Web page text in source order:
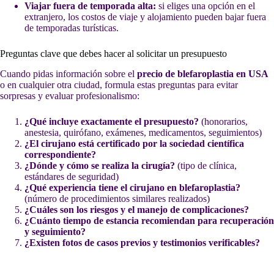
Viajar fuera de temporada alta: si eliges una opción en el
extranjero, los costos de viaje y alojamiento pueden bajar fuera
de temporadas turísticas.
Preguntas clave que debes hacer al solicitar un presupuesto
Cuando pidas información sobre el precio de blefaroplastia en USA
o en cualquier otra ciudad, formula estas preguntas para evitar
sorpresas y evaluar profesionalismo:
¿Qué incluye exactamente el presupuesto? (honorarios,
anestesia, quirófano, exámenes, medicamentos, seguimientos)
¿El cirujano está certificado por la sociedad científica
correspondiente?
¿Dónde y cómo se realiza la cirugía? (tipo de clínica,
estándares de seguridad)
¿Qué experiencia tiene el cirujano en blefaroplastia?
(número de procedimientos similares realizados)
¿Cuáles son los riesgos y el manejo de complicaciones?
¿Cuánto tiempo de estancia recomiendan para recuperación
y seguimiento?
¿Existen fotos de casos previos y testimonios verificables?